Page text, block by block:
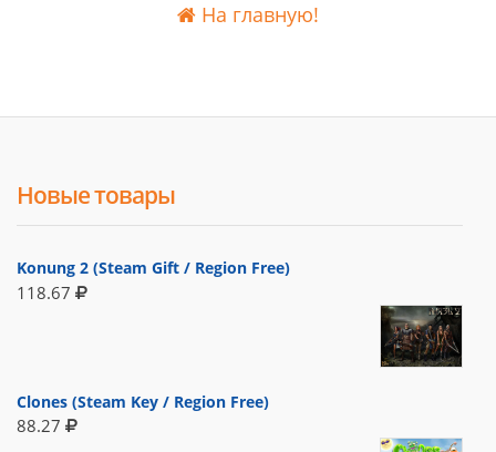
На главную!
Новые товары
Konung 2 (Steam Gift / Region Free)
118.67
Clones (Steam Key / Region Free)
88.27